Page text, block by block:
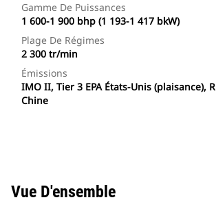
Gamme De Puissances
1 600-1 900 bhp (1 193-1 417 bkW)
Plage De Régimes
2 300 tr/min
Émissions
IMO II, Tier 3 EPA États-Unis (plaisance),
Chine
Vue D'ensemble